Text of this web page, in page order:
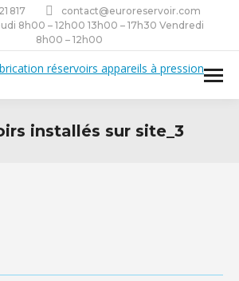
817
contact@euroreservoir.com
8h00 – 12h00 13h00 – 17h30 Vendredi
8h00 – 12h00
installés sur site_3